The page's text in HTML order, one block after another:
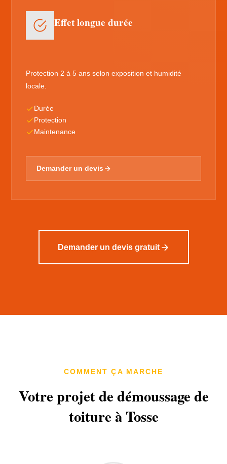
Effet longue durée
Protection 2 à 5 ans selon exposition et humidité
locale.
Durée
Protection
Maintenance
Demander un devis
Demander un devis gratuit
COMMENT ÇA MARCHE
Votre projet de démoussage de
toiture à Tosse